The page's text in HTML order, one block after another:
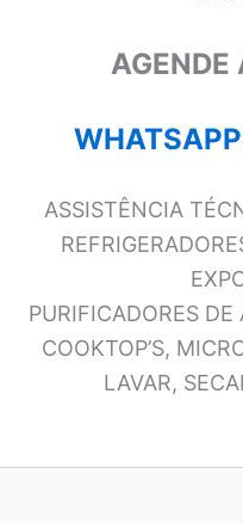
AGENDE
ASSISTÊNCIA
PURIFICADORES
COOKTOP’S,
LAVAR,